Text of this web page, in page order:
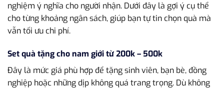
nghiệm ý nghĩa cho người nhận. Dưới đây là gợi ý cụ thể
cho từng khoảng ngân sách, giúp bạn tự tin chọn quà mà
vẫn tối ưu chi phí.
Set quà tặng cho nam giới từ 200k – 500k
Đây là mức giá phù hợp để tặng sinh viên, bạn bè, đồng
nghiệp hoặc những dịp không quá trang trọng. Dù không